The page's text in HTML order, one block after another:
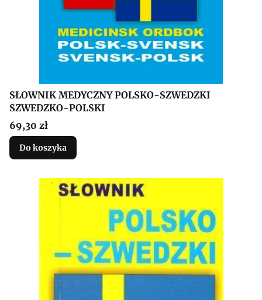
SŁOWNIK MEDYCZNY POLSKO-SZWEDZKI
SZWEDZKO-POLSKI
Cena
69,30 zł
Do koszyka